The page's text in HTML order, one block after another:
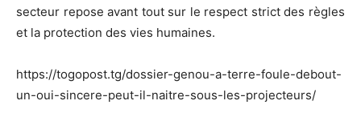
secteur repose avant tout sur le respect strict des règles
et la protection des vies humaines.
https://togopost.tg/dossier-genou-a-terre-foule-debout-
un-oui-sincere-peut-il-naitre-sous-les-projecteurs/